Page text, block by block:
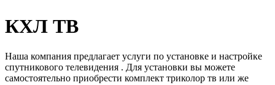
КХЛ ТВ
Наша компания предлагает услуги по установке и настройке
спутникового телевидения . Для установки вы можете
самостоятельно приобрести комплект триколор тв или же